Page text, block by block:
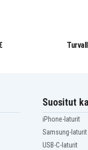
Suositut
iPhone-laturit
Samsung-laturit
USB-C-laturit